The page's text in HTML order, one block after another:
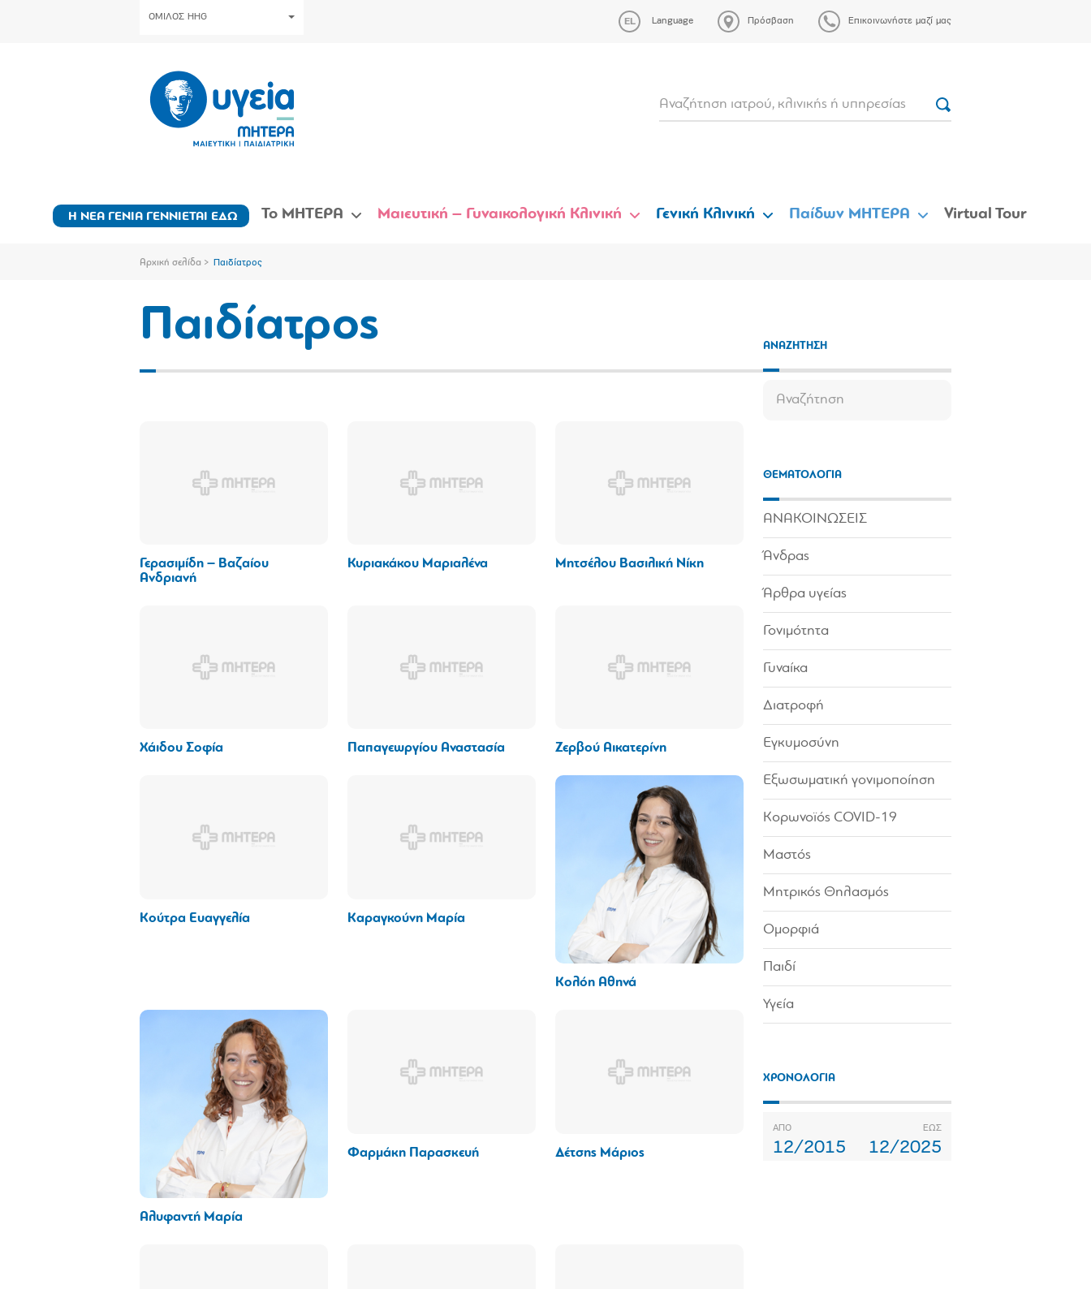
ΟΜΙΛΟΣ HHG Language Πρόσβαση Επικοινωνήστε μαζί μας
Η ΝΕΑ ΓΕΝΙΑ ΓΕΝΝΙΕΤΑΙ ΕΔΩ Το ΜΗΤΕΡΑ Μαιευτική – Γυναικολογική Κλινική Γενική Κλινική Παίδων ΜΗΤΕΡΑ Virtual Tour
Αρχική σελίδα Παιδίατρος
Παιδίατρος
Γερασιμίδη – Βαζαίου
Ανδριανή
Κυριακάκου Μαριαλένα Μητσέλου Βασιλική Νίκη
Χάιδου Σοφία Παπαγεωργίου Αναστασία Ζερβού Αικατερίνη
Κούτρα Ευαγγελία Καραγκούνη Μαρία
Κολόη Αθηνά
Αλυφαντή Μαρία
Φαρμάκη Παρασκευή Δέτσης Μάριος
ΑΝΑΖΗΤΗΣΗ
ΘΕΜΑΤΟΛΟΓΙΑ
ΑΝΑΚΟΙΝΩΣΕΙΣ
Άνδρας
Άρθρα υγείας
Γονιμότητα
Γυναίκα
Διατροφή
Εγκυμοσύνη
Εξωσωματική γονιμοποίηση
Κορωνοϊός COVID-19
Μαστός
Μητρικός Θηλασμός
Ομορφιά
Παιδί
Υγεία
ΧΡΟΝΟΛΟΓΙΑ
ΑΠΟ
12/2015
ΕΩΣ
12/2025